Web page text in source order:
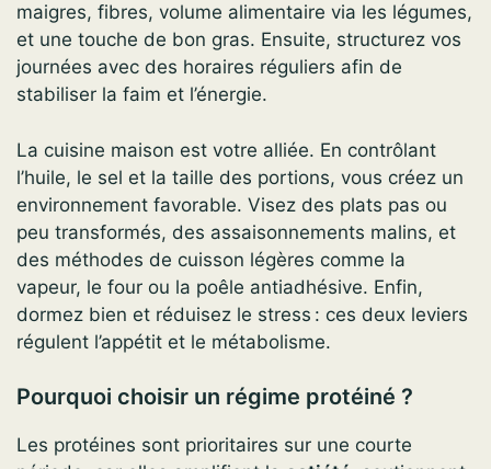
maigres, fibres, volume alimentaire via les légumes,
et une touche de bon gras. Ensuite, structurez vos
journées avec des horaires réguliers afin de
stabiliser la faim et l’énergie.
La cuisine maison est votre alliée. En contrôlant
l’huile, le sel et la taille des portions, vous créez un
environnement favorable. Visez des plats pas ou
peu transformés, des assaisonnements malins, et
des méthodes de cuisson légères comme la
vapeur, le four ou la poêle antiadhésive. Enfin,
dormez bien et réduisez le stress : ces deux leviers
régulent l’appétit et le métabolisme.
Pourquoi choisir un régime protéiné ?
Les protéines sont prioritaires sur une courte